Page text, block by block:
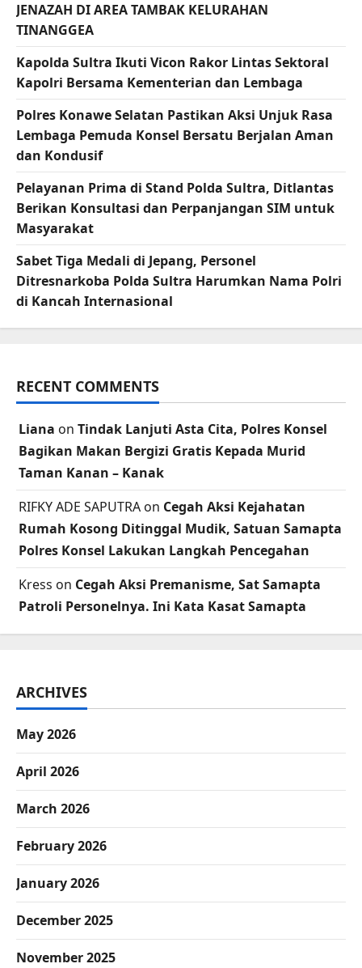
JENAZAH DI AREA TAMBAK KELURAHAN
TINANGGEA
Kapolda Sultra Ikuti Vicon Rakor Lintas Sektoral
Kapolri Bersama Kementerian dan Lembaga
Polres Konawe Selatan Pastikan Aksi Unjuk Rasa
Lembaga Pemuda Konsel Bersatu Berjalan Aman
dan Kondusif
Pelayanan Prima di Stand Polda Sultra, Ditlantas
Berikan Konsultasi dan Perpanjangan SIM untuk
Masyarakat
Sabet Tiga Medali di Jepang, Personel
Ditresnarkoba Polda Sultra Harumkan Nama Polri
di Kancah Internasional
RECENT COMMENTS
Liana on Tindak Lanjuti Asta Cita, Polres Konsel
Bagikan Makan Bergizi Gratis Kepada Murid
Taman Kanan – Kanak
RIFKY ADE SAPUTRA on Cegah Aksi Kejahatan
Rumah Kosong Ditinggal Mudik, Satuan Samapta
Polres Konsel Lakukan Langkah Pencegahan
Kress on Cegah Aksi Premanisme, Sat Samapta
Patroli Personelnya. Ini Kata Kasat Samapta
ARCHIVES
May 2026
April 2026
March 2026
February 2026
January 2026
December 2025
November 2025